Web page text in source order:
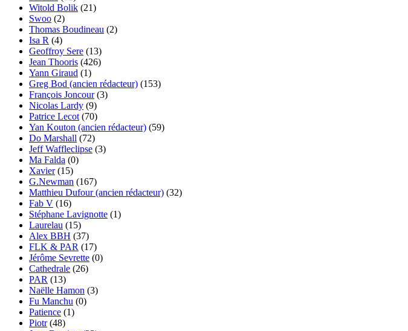
Witold Bolik (21)
Swoo (2)
Thomas Boudineau (2)
Isa R (4)
Geoffroy Sere (13)
Jean Thooris (426)
Yann Giraud (1)
Greg Bod (ancien rédacteur) (153)
François Joncour(3)
Nicolas Lardy (9)
Patrice Lecot (70)
Yan Kouton (ancien rédacteur) (59)
Do Marshall (72)
Jeff Waffleclipse (3)
Ma Falda (0)
Xavier(15)
G.Newman (167)
Matthieu Dufour (ancien rédacteur) (32)
Fab V (16)
Stéphane Lavignotte (1)
Laurelau (15)
Alex BBH (37)
FLK & PAR (17)
Jérôme Sevrette (0)
Cathedrale (26)
PAR (13)
Naëlle Hamon (3)
Fu Manchu (0)
Patience (1)
Piotr(48)